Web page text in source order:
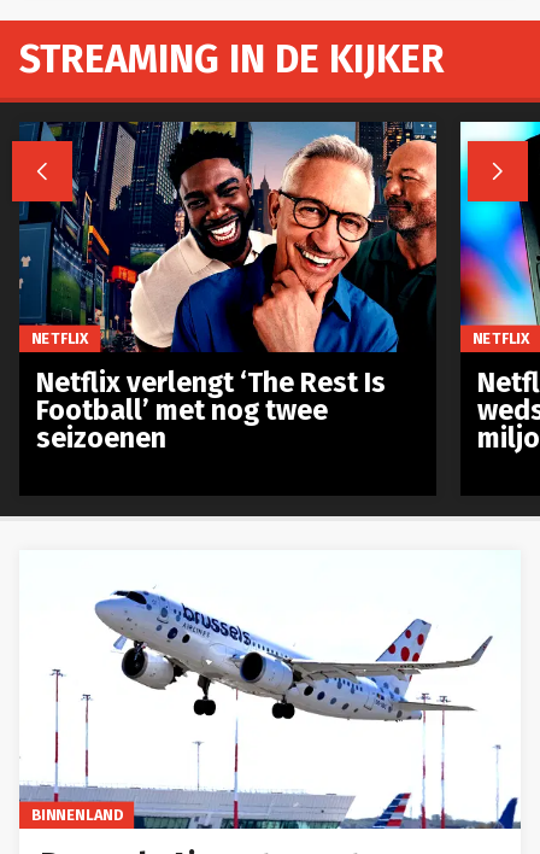
BINNENLAND
STREAMING IN DE KIJKER
 
NETFLIX
Netflix verlengt ‘The Rest Is
Football’ met nog twee
seizoenen
NETFLIX